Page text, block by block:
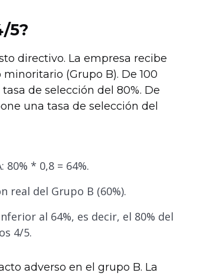
5?
directivo. La empresa recibe
(Grupo B). De 100
de selección del 80%. De
una tasa de selección del
* 0,8 = 64%.
real del Grupo B (60%).
al 64%, es decir, el 80% del
4/5.
adverso en el grupo B. La